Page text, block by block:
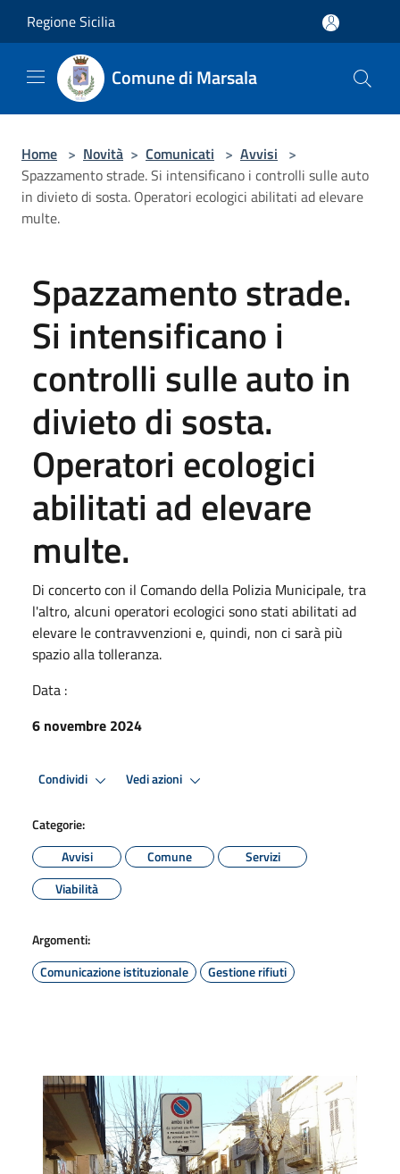
Regione Sicilia
Comune di Marsala
Home > Novità > Comunicati > Avvisi >
Spazzamento strade. Si intensificano i controlli sulle auto
in divieto di sosta. Operatori ecologici abilitati ad elevare
multe.
Spazzamento strade.
Si intensificano i
controlli sulle auto in
divieto di sosta.
Operatori ecologici
abilitati ad elevare
multe.
Di concerto con il Comando della Polizia Municipale, tra
l'altro, alcuni operatori ecologici sono stati abilitati ad
elevare le contravvenzioni e, quindi, non ci sarà più
spazio alla tolleranza.
Data :
6 novembre 2024
Condividi Vedi azioni
Categorie:
Avvisi
Comune
Servizi
Viabilità
Argomenti:
Comunicazione istituzionale
Gestione rifiuti